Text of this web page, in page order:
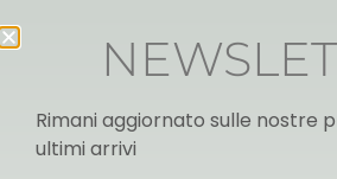
Rimani aggiornato sulle nostre
ultimi arrivi